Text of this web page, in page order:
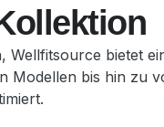
bietet
Modellen bis hin zu